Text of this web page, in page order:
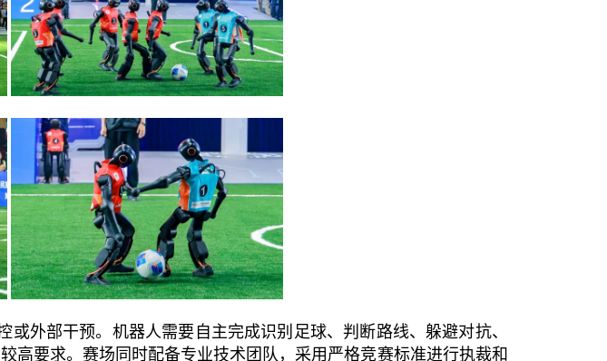
外部干预。机器人需要自主完成识别足球、判断路线、躲避对抗、
高要求。赛场同时配备专业技术团队，采用严格竞赛标准进行执裁和